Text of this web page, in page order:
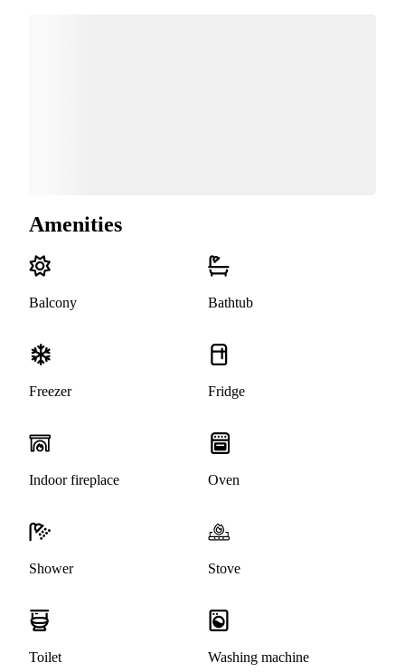
Amenities
Balcony Bathtub
Freezer Fridge
Indoor fireplace Oven
Shower Stove
Toilet Washing machine